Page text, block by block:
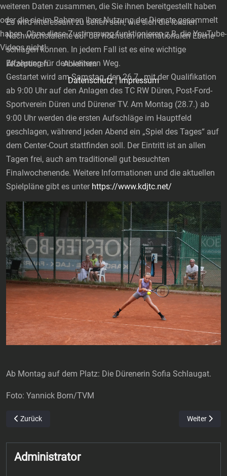
Es wird interessant zu sehen sein, wie sich die lokalen
Nachwuchstalente auf der höchsten internationalen Ebene
schlagen können. In jedem Fall ist es eine wichtige
Erfahrung für den weiteren Weg.
Gestartet wird am Samstag, den 26.7., mit der Qualifikation
ab 9:00 Uhr auf den Anlagen des TC RW Düren, Post-Ford-
Sportverein Düren und Dürener TV. Am Montag (28.7.) ab
9:00 Uhr werden die ersten Aufschläge im Hauptfeld
geschlagen, während jeden Abend ein „Spiel des Tages“ auf
dem Center-Court stattfinden soll. Der Eintritt ist an allen
Tagen frei, auch am traditionell gut besuchten
Finalwochenende. Weitere Informationen und die aktuellen
Spielpläne gibt es unter https://www.kdjtc.net/
Ab Montag auf dem Platz: Die Dürenerin Sofia Schlaugat.
Foto: Yannick Born/TVM
Vorheriger Beitrag: Deutsche Europameister auf der Erfolgsspur
Zurück Nächster
Weiter
Administrator
weiteren Daten zusammen, die Sie ihnen bereitgestellt haben
oder die sie im Rahmen Ihrer Nutzung der Dienste gesammelt
haben. Ohne diese Zustimmung funktionieren z.B. die YouTube-
Videos nicht!
Akzeptieren
Ablehnen
Datenschutz|Impressum